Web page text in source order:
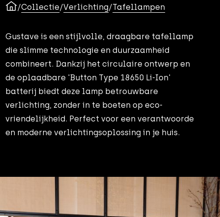
/Collectie/Verlichting/Tafellampen
Gustave is een stijlvolle, draagbare tafellamp
die slimme technologie en duurzaamheid
combineert. Dankzij het circulaire ontwerp en
de oplaadbare 'Button Type 18650 Li-Ion'
batterij biedt deze lamp betrouwbare
verlichting, zonder in te boeten op eco-
vriendelijkheid. Perfect voor een verantwoorde
en moderne verlichtingsoplossing in je huis.